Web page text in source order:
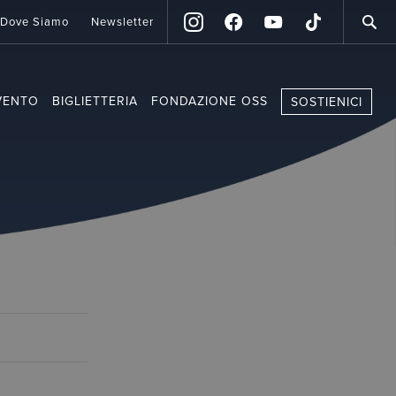
BIGLIETTERIA FONDAZIONE OSS SOSTIENICI
Dove Siamo Newsletter